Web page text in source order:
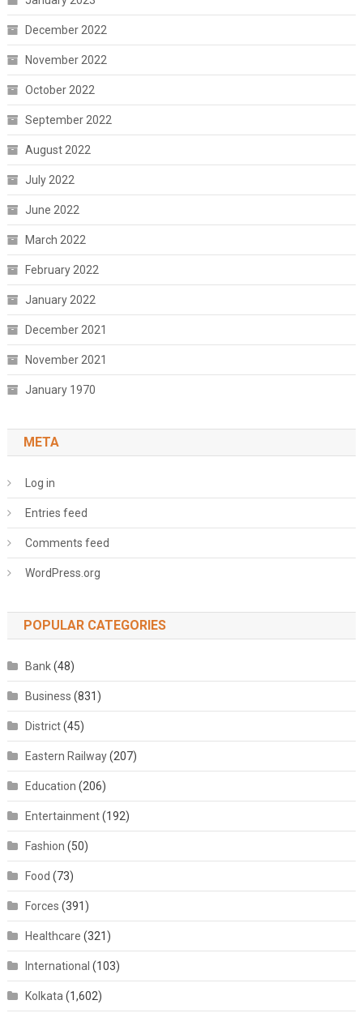
December 2022
November 2022
October 2022
September 2022
August 2022
July 2022
June 2022
March 2022
February 2022
January 2022
December 2021
November 2021
January 1970
META
Log in
Entries feed
Comments feed
WordPress.org
POPULAR CATEGORIES
Bank(48)
Business (831)
District(45)
Eastern Railway(207)
Education (206)
Entertainment(192)
Fashion (50)
Food (73)
Forces (391)
Healthcare (321)
International (103)
Kolkata (1,602)